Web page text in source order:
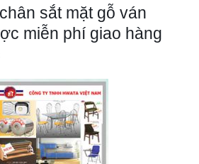
sắt mặt gỗ ván
miễn phí giao hàng